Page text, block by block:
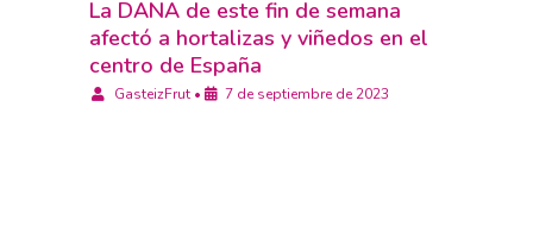
La DANA de este fin de semana
afectó a hortalizas y viñedos en el
centro de España
GasteizFrut • 7 de septiembre de 2023